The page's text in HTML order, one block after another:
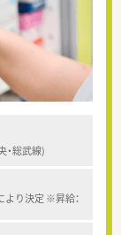
・総武線)
より決定 ※昇給：